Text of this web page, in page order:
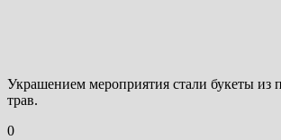
Украшением мероприятия стали букеты из
трав.
0